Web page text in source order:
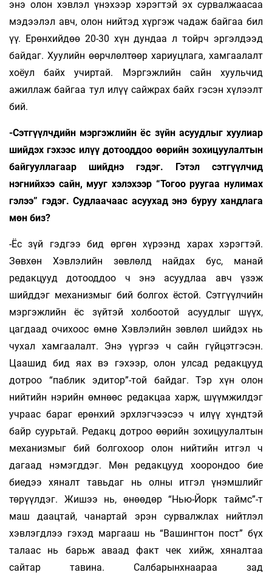
энэ олон хэвлэл үнэхээр хэрэгтэй эх сурвалжаасаа
мэдээлэл авч, олон нийтэд хүргэж чадаж байгаа бил
үү. Ерөнхийдөө 20-30 хүн дундаа л тойрч эргэлдээд
байдаг. Хуулийн өөрчлөлтөөр хариуцлага, хамгаалалт
хоёул байх учиртай. Мэргэжлийн сайн хуульчид
ажиллаж байгаа тул илүү сайжрах байх гэсэн хүлээлт
бий.
-Сэтгүүлчдийн мэргэжлийн ёс зүйн асуудлыг хуулиар
шийдэх гэхээс илүү дотооддоо өөрийн зохицуулалтын
байгууллагаар шийднэ гэдэг. Гэтэл сэтгүүлчид
нэгнийхээ сайн, мууг хэлэхээр “Тогоо руугаа нулимах
гэлээ” гэдэг. Судлаачаас асуухад энэ буруу хандлага
мөн биз?
-Ёс зүй гэдгээ бид өргөн хүрээнд харах хэрэгтэй.
Зөвхөн Хэвлэлийн зөвлөлд найдах бус, манай
редакцууд дотооддоо ч энэ асуудлаа авч үзэж
шийддэг механизмыг бий болгох ёстой. Сэтгүүлчийн
мэргэжлийн ёс зүйтэй холбоотой асуудлыг шүүх,
цагдаад очихоос өмнө Хэвлэлийн зөвлөл шийдэх нь
чухал хамгаалалт. Энэ үүргээ ч сайн гүйцэтгэсэн.
Цаашид бид яах вэ гэхээр, олон улсад редакцууд
дотроо “паблик эдитор”-той байдаг. Тэр хүн олон
нийтийн нэрийн өмнөөс редакцаа харж, шүүмжилдэг
учраас бараг ерөнхий эрхлэгчээсээ ч илүү хүндтэй
байр суурьтай. Редакц дотроо өөрийн зохицуулалтын
механизмыг бий болгохоор олон нийтийн итгэл ч
дагаад нэмэгддэг. Мөн редакцууд хоорондоо бие
биедээ хяналт тавьдаг нь олны итгэл үнэмшлийг
төрүүлдэг. Жишээ нь, өнөөдөр “Нью-Йорк таймс”-т
маш даацтай, чанартай эрэн сурвалжлах нийтлэл
хэвлэгдлээ гэхэд маргааш нь “Вашингтон пост” бүх
талаас нь барьж аваад факт чек хийж, хяналтаа
сайтар тавина. Салбарынхнаараа зад